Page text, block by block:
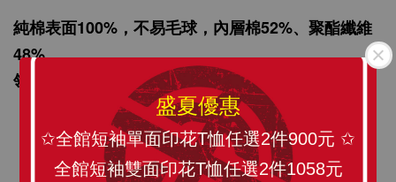
盛夏優惠
✩全館短袖單面印花T恤任選2件900元 ✩
全館短袖雙面印花T恤任選2件1058元
100%精梳環紡棉 亞洲版型 經典合身12色可選
加入購物車
純棉表面100%，不易毛球，內層棉52%、聚酯纖維
48%
領口加強雙針縫線設計，耐洗耐穿，不易鬆脫